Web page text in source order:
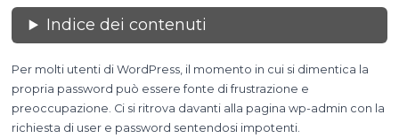
Indice dei contenuti
Per molti utenti di WordPress, il momento in cui si dimentica la
propria password può essere fonte di frustrazione e
preoccupazione. Ci si ritrova davanti alla pagina wp-admin con la
richiesta di user e password sentendosi impotenti.